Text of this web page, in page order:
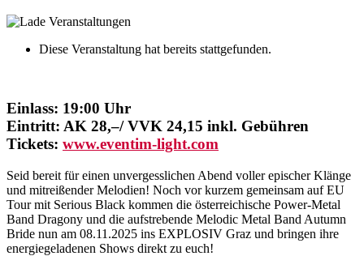
Diese Veranstaltung hat bereits stattgefunden.
Einlass: 19:00 Uhr
Eintritt: AK 28,–/ VVK 24,15 inkl. Gebühren
Tickets: www.eventim-light.com
Seid bereit für einen unvergesslichen Abend voller epischer Klänge
und mitreißender Melodien! Noch vor kurzem gemeinsam auf EU
Tour mit Serious Black kommen die österreichische Power-Metal
Band Dragony und die aufstrebende Melodic Metal Band Autumn
Bride nun am 08.11.2025 ins EXPLOSIV Graz und bringen ihre
energiegeladenen Shows direkt zu euch!